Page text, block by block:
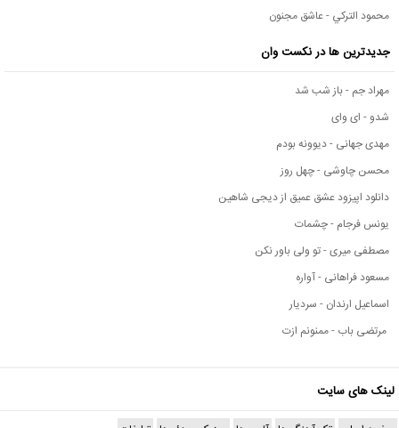
محمود التركي - عاشق مجنون
جدیدترین ها در نکست وان
مهراد جم - باز شب شد
شدو - ای وای
مهدی جهانی - دیوونه بودم
محسن چاوشی - چهل روز
دانلود اپیزود عشق عمیق از دیجی شاهین
یونس فرجام - چشمات
مصطفی میری - تو ولی باور نکن
مسعود فراهانی - آواره
اسماعیل ارندان - سردیار
مرتضی باب - ممنونم ازت
لینک های سایت